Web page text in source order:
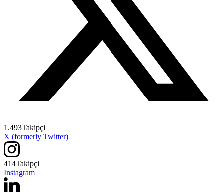
1.493Takipçi
X (formerly Twitter)
414Takipçi
Instagram